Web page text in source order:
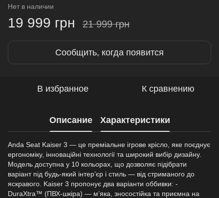
Нет в наличии
19 999 грн 21 999 грн
Сообщить, когда появится
В избранное К сравнению
Описание Характеристики
Anda Seat Kaiser 3 — це преміальне ігрове крісло, яке поєднує
ергономіку, інноваційні технології та широкий вибір дизайну.
Модель доступна у 10 кольорах, що дозволяє підібрати
варіант під будь-який інтер’єр і стиль — від стриманого до
яскравого. Kaiser 3 пропонує два варіанти оббивки: -
DuraXtra™ (ПВХ-шкіра) — м’яка, зносостійка та приємна на